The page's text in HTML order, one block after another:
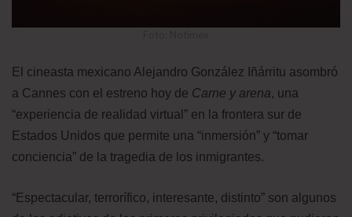
El cineasta mexicano Alejandro González Iñárritu asombró
a Cannes con el estreno hoy de Carne y arena, una
“experiencia de realidad virtual” en la frontera sur de
Estados Unidos que permite una “inmersión” y “tomar
conciencia” de la tragedia de los inmigrantes.
“Espectacular, terrorífico, interesante, distinto” son algunos